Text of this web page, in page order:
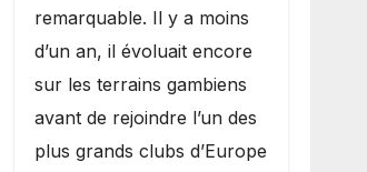
remarquable. Il y a moins
d’un an, il évoluait encore
sur les terrains gambiens
avant de rejoindre l’un des
plus grands clubs d’Europe